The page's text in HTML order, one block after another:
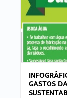
GASTOS